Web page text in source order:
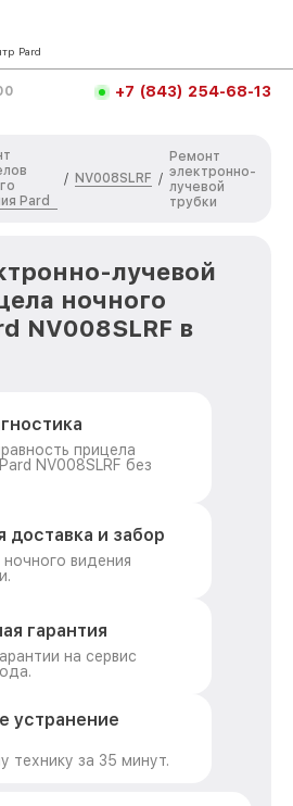
Pard
+7 (843) 254-68-13
Pard
/ NV008SLRF /
Ремонт
электронно-
лучевой
трубки
лучевой
ночного
NV008SLRF в
прицела
NV008SLRF без
доставка и забор
видения
гарантия
на сервис
устранение
технику за 35 минут.